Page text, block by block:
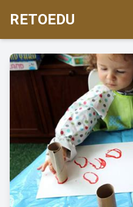
RETOEDU